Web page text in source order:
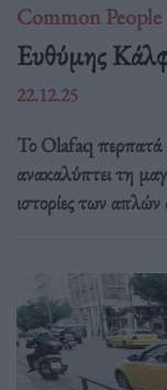
Common People
Ευθύμης
22.12.25
Το Olafaq περπατά
ανακαλύπτει τη
ιστορίες των